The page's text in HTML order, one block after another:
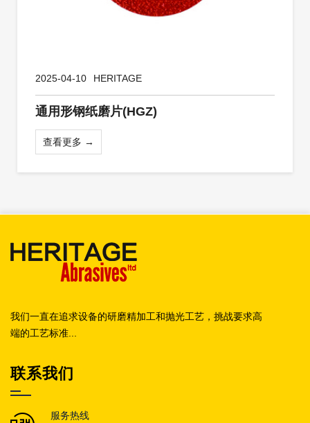
2025-04-10 HERITAGE
通用形钢纸磨片(HGZ)
查看更多 →
我们一直在追求设备的研磨精加工和抛光工艺，挑战要求高
端的工艺标准...
联系我们
服务热线